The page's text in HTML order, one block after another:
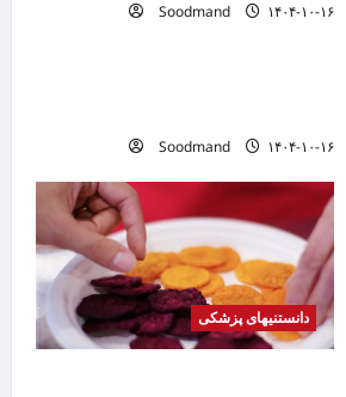
Soodmand ۱۴۰۴-۱۰-۱۶
دانستنیهای پزشکی
Soodmand ۱۴۰۴-۱۰-۱۶
دانستنیهای پزشکی